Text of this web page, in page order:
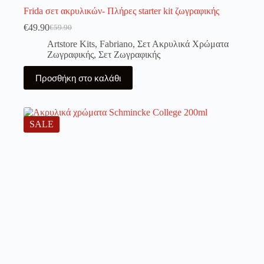
Frida σετ ακρυλικών- Πλήρες starter kit ζωγραφικής
€59.90
Original
price
was:
€59.90.
€49.90Η
τρέχουσα
τιμή
είναι:
€49.90.
Artstore Kits, Fabriano, Σετ Ακρυλικά Χρώματα
Ζωγραφικής, Σετ Ζωγραφικής
Προσθήκη στο καλάθι
SALE